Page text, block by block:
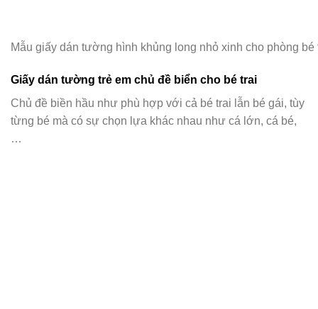
Mẫu giấy dán tường hình khủng long nhỏ xinh cho phòng bé
Giấy dán tường trẻ em chủ đề biển cho bé trai
Chủ đề biền hầu như phù hợp với cả bé trai lẫn bé gái, tùy
từng bé mà có sự chọn lựa khác nhau như cá lớn, cá bé,
…